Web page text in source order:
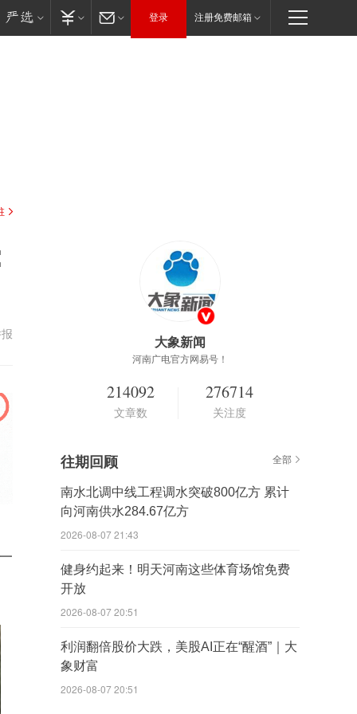
登录 注册免费邮箱
大象新闻
河南广电官方网易号！
214092
文章数
276714
关注度
往期回顾 全部
南水北调中线工程调水突破800亿方 累计
向河南供水284.67亿方
2026-08-07 21:43
健身约起来！明天河南这些体育场馆免费
开放
2026-08-07 20:51
利润翻倍股价大跌，美股AI正在“醒酒”｜大
象财富
2026-08-07 20:51